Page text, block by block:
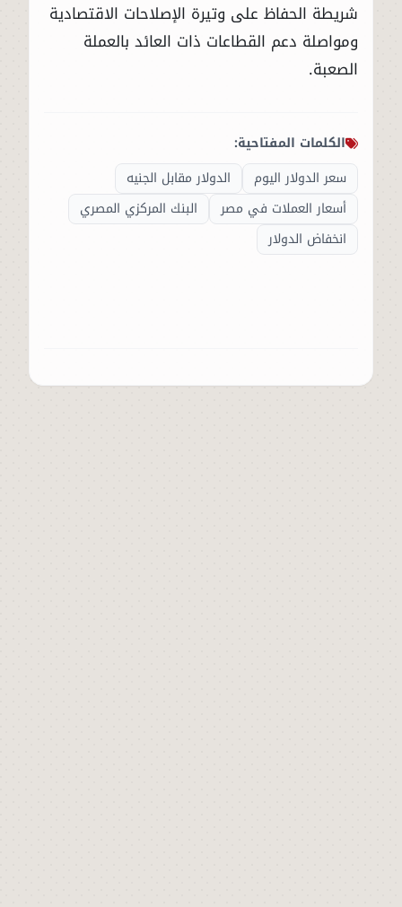
شريطة الحفاظ على وتيرة الإصلاحات الاقتصادية
ومواصلة دعم القطاعات ذات العائد بالعملة
الصعبة.
الكلمات المفتاحية:
سعر الدولار اليوم
الدولار مقابل الجنيه
أسعار العملات في مصر
البنك المركزي المصري
انخفاض الدولار